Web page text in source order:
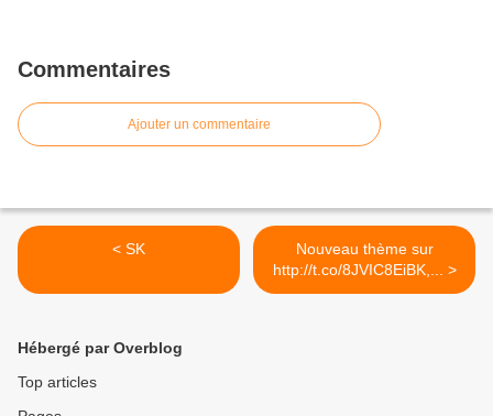
Commentaires
Ajouter un commentaire
< SK
Nouveau thème sur
http://t.co/8JVIC8EiBK,... >
Hébergé par Overblog
Top articles